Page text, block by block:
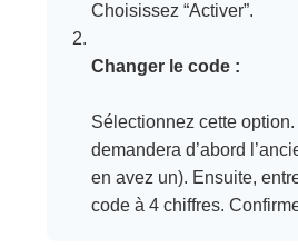
Choisissez “Activer”.
Changer le code :
Sélectionnez cette
demandera d’abord
en avez un). Ensuite,
code à 4 chiffres.